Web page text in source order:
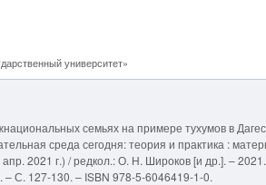
университет»
семьях на примере тухумов в
среда сегодня: теория и практика :
2021 г.) / редкол.: О. Н. Широков [и др.]. –
– С. 127-130. – ISBN 978-5-6046419-1-0.